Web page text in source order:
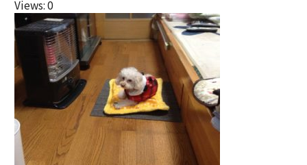
Views: 0